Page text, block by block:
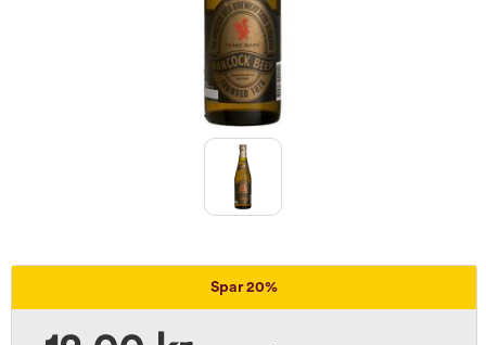
Spar 20%